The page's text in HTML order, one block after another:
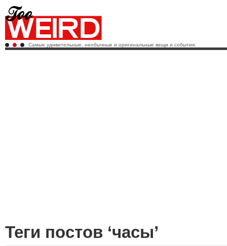
Самые удивительные, необычные и оригинальные вещи и события.
Теги постов ‘часы’